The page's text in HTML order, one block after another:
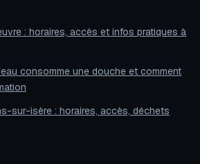
: horaires, accès et infos pratiques à
consomme une douche et comment
sur-isère : horaires, accès, déchets